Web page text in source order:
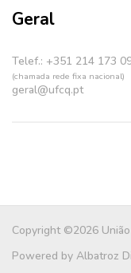
Geral
Telef.: +351 214 173
(chamada rede fixa nacional)
geral@ufcq.pt
Copyright ©2026
Powered by Albatroz